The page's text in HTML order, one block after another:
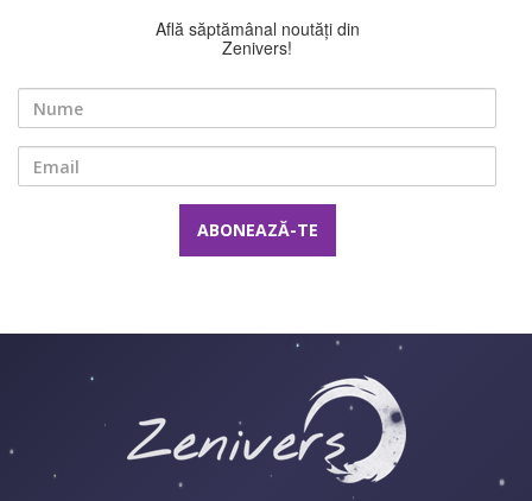
Află săptămânal noutăți din
Zenivers!